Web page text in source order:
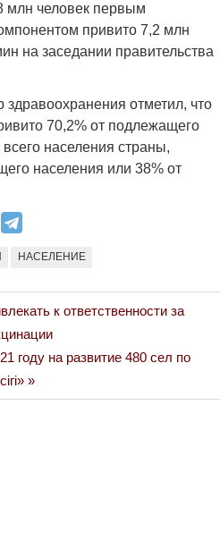
млн человек первым
привито 7,2 млн
на заседании правительства
отметил, что
70,2% от подлежащего
населения страны,
населения или 38% от
НАСЕЛЕНИЕ
к ответственности за
году на развитие 480 сел по